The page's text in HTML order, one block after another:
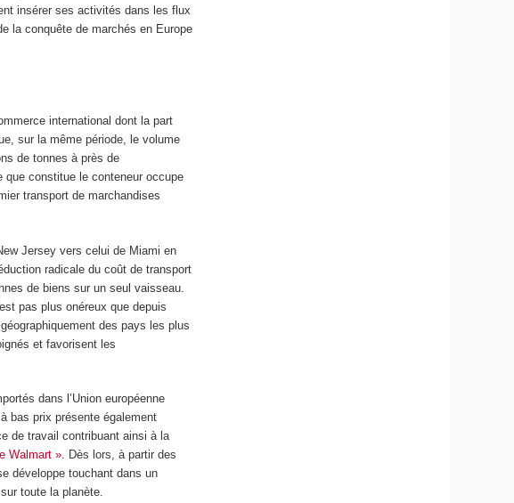
insérer ses activités dans les flux
la conquête de marchés en Europe
international dont la part
sur la même période, le volume
de tonnes à près de
constitue le conteneur occupe
transport de marchandises
Jersey vers celui de Miami en
radicale du coût de transport
de biens sur un seul vaisseau.
pas plus onéreux que depuis
des pays les plus
et favorisent les
dans l’Union européenne
bas prix présente également
de travail contribuant ainsi à la
Walmart ». Dès lors, à partir des
développe touchant dans un
toute la planète.